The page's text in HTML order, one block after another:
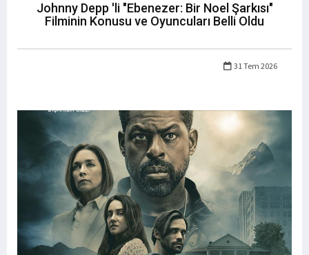
Johnny Depp 'li "Ebenezer: Bir Noel Şarkısı"
Filminin Konusu ve Oyuncuları Belli Oldu
31 Tem 2026